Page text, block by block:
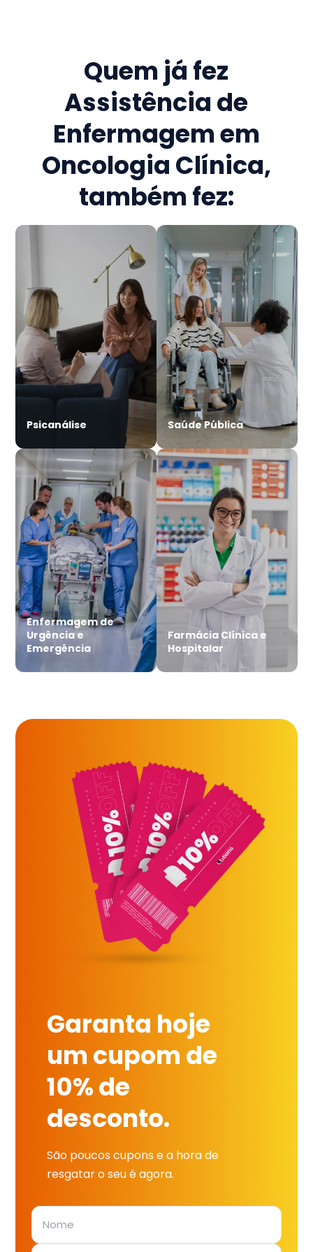
Quem já fez
Assistência de
Enfermagem em
Oncologia Clínica,
também fez:
Psicanálise Saúde Pública
Enfermagem de
Urgência e
Emergência
Farmácia Clínica e
Hospitalar
Garanta hoje
um cupom de
10% de
desconto.
São poucos cupons e a hora de
resgatar o seu é agora.